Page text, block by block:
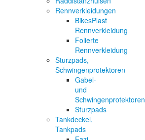
Rennverkleidungen
BikesPlast
Rennverkleidung
Folierte
Rennverkleidung
Sturzpads,
Schwingenprotektoren
Gabel-
und
Schwingenprotektoren
Sturzpads
Tankdeckel,
Tankpads